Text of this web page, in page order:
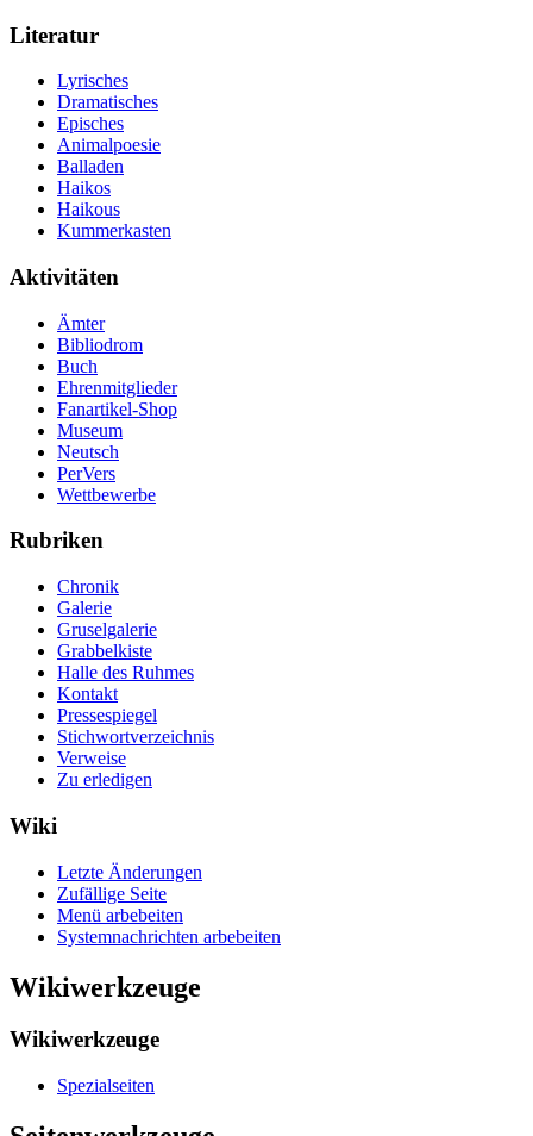
Literatur
Lyrisches
Dramatisches
Episches
Animalpoesie
Balladen
Haikos
Haikous
Kummerkasten
Aktivitäten
Ämter
Bibliodrom
Buch
Ehrenmitglieder
Fanartikel-Shop
Museum
Neutsch
PerVers
Wettbewerbe
Rubriken
Chronik
Galerie
Gruselgalerie
Grabbelkiste
Halle des Ruhmes
Kontakt
Pressespiegel
Stichwortverzeichnis
Verweise
Zu erledigen
Wiki
Letzte Änderungen
Zufällige Seite
Menü arbebeiten
Systemnachrichten arbebeiten
Wikiwerkzeuge
Wikiwerkzeuge
Spezialseiten